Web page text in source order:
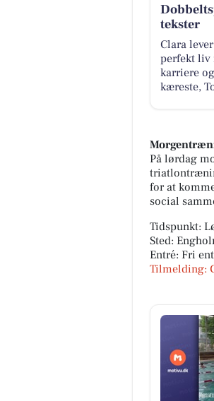
tekster
Clara
perfekt liv
karriere
kæreste,
På lørdag
for at
social
Tidspunkt:
Sted:
Entré: Fri
Tilmelding: